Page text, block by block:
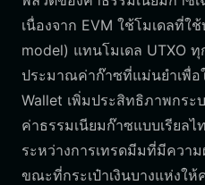
เนื่องจาก EVM ใช้โมเดลที่
model) แทนโมเดล UTXO
ประมาณค่าก๊าซที่แม่นยำเพื่อ
Wallet เพิ่มประสิทธิภาพกระ
ค่าธรรมเนียมก๊าซแบบเรียล
ระหว่างการเทรดมีมที่มีควา
ขณะที่กระเป๋าเงินบางแห่งใ